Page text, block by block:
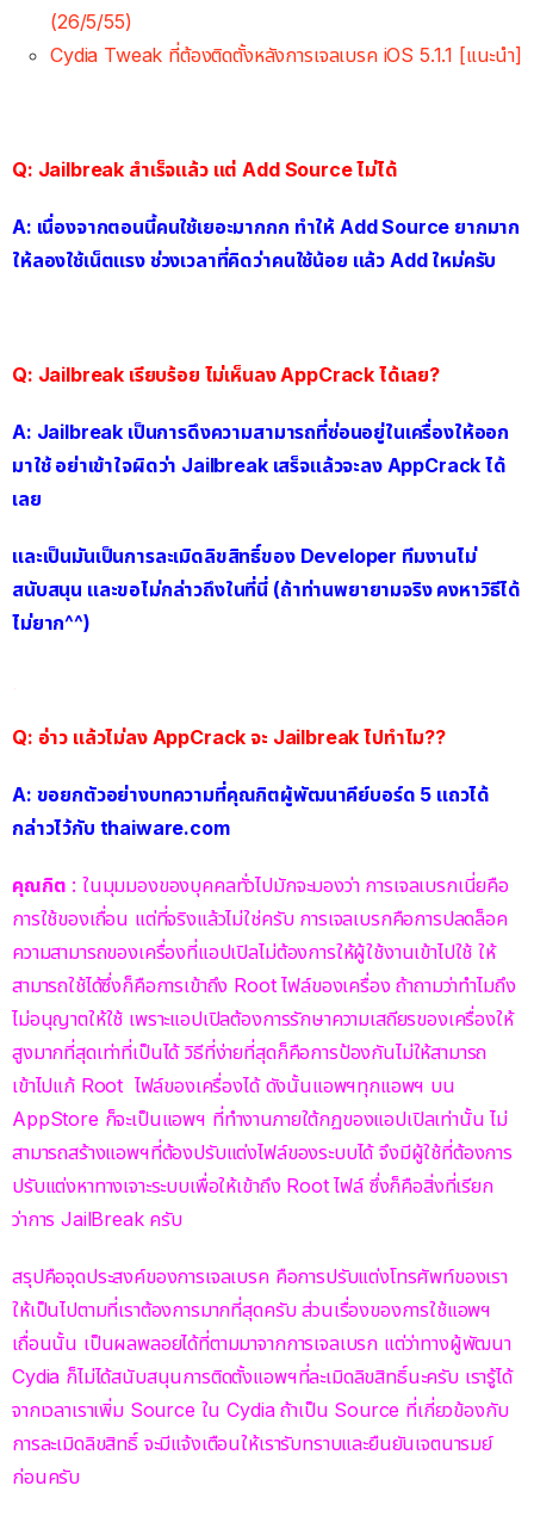
(26/5/55)
Cydia Tweak ที่ต้องติดตั้งหลังการเจลเบรค iOS 5.1.1 [แนะนำ]
Q: Jailbreak สำเร็จแล้ว แต่ Add Source ไม่ได้
A: เนื่องจากตอนนี้คนใช้เยอะมากกก ทำให้ Add Source ยากมาก
ให้ลองใช้เน็ตแรง ช่วงเวลาที่คิดว่าคนใช้น้อย แล้ว Add ใหม่ครับ
Q: Jailbreak เรียบร้อย ไม่เห็นลง AppCrack ได้เลย?
A: Jailbreak เป็นการดึงความสามารถที่ซ่อนอยู่ในเครื่องให้ออก
มาใช้อย่าเข้าใจผิดว่า Jailbreak เสร็จแล้วจะลง AppCrack ได้
เลย
และเป็นมันเป็นการละเมิดลิขสิทธิ์ของ Developer ทีมงานไม่
สนับสนุน และขอไม่กล่าวถึงในที่นี่ (ถ้าท่านพยายามจริง คงหาวิธีได้
ไม่ยาก^^)
Q: อ่าว แล้วไม่ลง AppCrack จะ Jailbreak ไปทำไม??
A: ขอยกตัวอย่างบทความที่คุณกิตผู้พัฒนาคีย์บอร์ด 5 แถวได้
กล่าวไว้กับ thaiware.com
คุณกิต : ในมุมมองของบุคคลทั่วไปมักจะมองว่า การเจลเบรกเนี่ยคือ
การใช้ของเถื่อน แต่ที่จริงแล้วไม่ใช่ครับ การเจลเบรกคือการปลดล็อค
ความสามารถของเครื่องที่แอปเปิลไม่ต้องการให้ผู้ใช้งานเข้าไปใช้ ให้
สามารถใช้ได้ซึ่งก็คือการเข้าถึง Root ไฟล์ของเครื่อง ถ้าถามว่าทำไมถึง
ไม่อนุญาตให้ใช้ เพราะแอปเปิลต้องการรักษาความเสถียรของเครื่องให้
สูงมากที่สุดเท่าที่เป็นได้ วิธีที่ง่ายที่สุดก็คือการป้องกันไม่ให้สามารถ
เข้าไปแก้ Root ไฟล์ของเครื่องได้ ดังนั้นแอพฯทุกแอพฯ บน
AppStore ก็จะเป็นแอพฯ ที่ทำงานภายใต้กฏของแอปเปิลเท่านั้น ไม่
สามารถสร้างแอพฯที่ต้องปรับแต่งไฟล์ของระบบได้ จึงมีผู้ใช้ที่ต้องการ
ปรับแต่งหาทางเจาะระบบเพื่อให้เข้าถึง Root ไฟล์ ซึ่งก็คือสิ่งที่เรียก
ว่าการ JailBreak ครับ
สรุปคือจุดประสงค์ของการเจลเบรค คือการปรับแต่งโทรศัพท์ของเรา
ให้เป็นไปตามที่เราต้องการมากที่สุดครับ ส่วนเรื่องของการใช้แอพฯ
เถื่อนนั้น เป็นผลพลอยได้ที่ตามมาจากการเจลเบรก แต่ว่าทางผู้พัฒนา
Cydia ก็ไม่ได้สนับสนุนการติดตั้งแอพฯที่ละเมิดลิขสิทธิ์นะครับ เรารู้ได้
จากเวลาเราเพิ่ม Source ใน Cydia ถ้าเป็น Source ที่เกี่ยวข้องกับ
การละเมิดลิขสิทธิ์ จะมีแจ้งเตือนให้เรารับทราบและยืนยันเจตนารมย์
ก่อนครับ